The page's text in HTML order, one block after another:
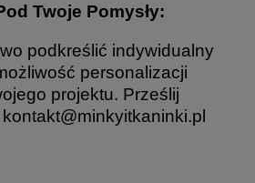
Twoje Pomysły:
podkreślić indywidualny
personalizacji
projektu. Prześlij